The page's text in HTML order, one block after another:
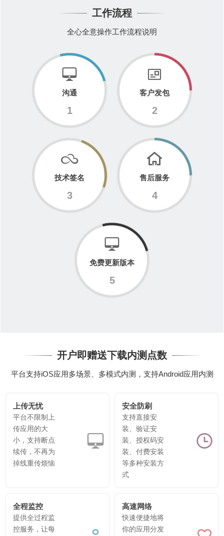
工作流程
全心全意操作工作流程说明
1
沟通
2
客户发包
3
技术签名
4
售后服务
5
免费更新版本
开户即赠送下载内测点数
平台支持iOS应用多场景、多模式内测，支持Android应用内测
上传无忧
平台不限制上
传应用的大
小，支持断点
续传，不再为
掉线重传烦恼
安全防刷
支持直接安
装、验证安
装、授权码安
装、付费安装
等多种安装方
式
全程监控
提供全过程监
控服务，让每
高速网络
快速便捷地将
你的应用分发